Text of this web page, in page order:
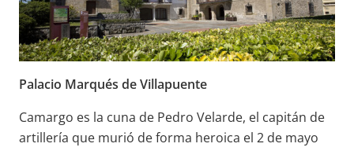
Palacio Marqués de Villapuente
Camargo es la cuna de Pedro Velarde, el capitán de
artillería que murió de forma heroica el 2 de mayo